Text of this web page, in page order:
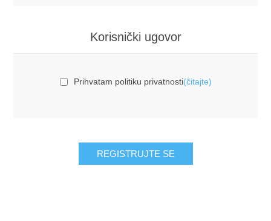
Korisnički ugovor
Prihvatam politiku privatnosti(čitajte)